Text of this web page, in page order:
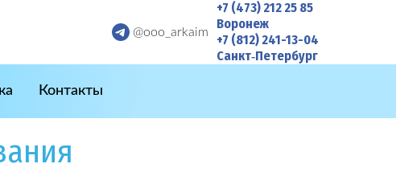
@ooo_arkaim
+7 (473) 212 25 85
Воронеж
+7 (812) 241-13-04
Санкт‑Петербург
Контакты